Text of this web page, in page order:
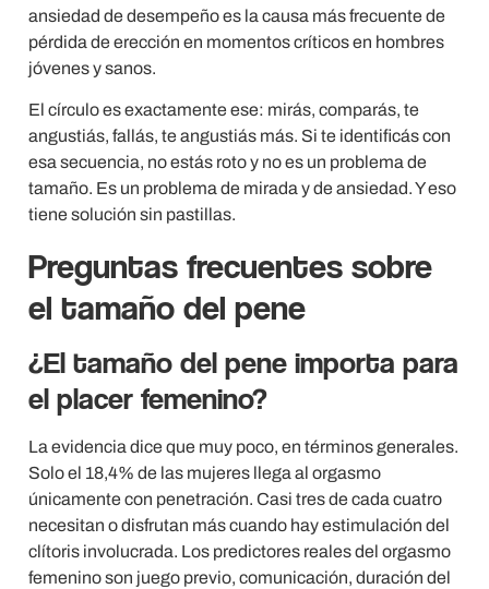
ansiedad de desempeño es la causa más frecuente de
pérdida de erección en momentos críticos en hombres
jóvenes y sanos.
El círculo es exactamente ese: mirás, comparás, te
angustiás, fallás, te angustiás más. Si te identificás con
esa secuencia, no estás roto y no es un problema de
tamaño. Es un problema de mirada y de ansiedad. Y eso
tiene solución sin pastillas.
Preguntas frecuentes sobre
el tamaño del pene
¿El tamaño del pene importa para
el placer femenino?
La evidencia dice que muy poco, en términos generales.
Solo el 18,4% de las mujeres llega al orgasmo
únicamente con penetración. Casi tres de cada cuatro
necesitan o disfrutan más cuando hay estimulación del
clítoris involucrada. Los predictores reales del orgasmo
femenino son juego previo, comunicación, duración del